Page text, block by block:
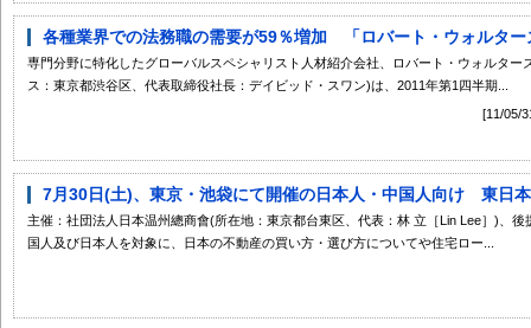
各種業界での法務職の需要が59％増加 「ロバート・ウォルター
専門分野に特化したグローバルスペシャリスト人材紹介会社、ロバート・ウォルタ
ス：東京都渋谷区、代表取締役社長：デイビッド・スワン)は、2011年第1四半期...
[11/05/
7月30日(土)、東京・池袋にて開催の日本人・中国人向け 東日
主催：社団法人日本温州總商會(所在地：東京都台東区、代表：林 立［Lin Lee］)、
国人及び日本人を対象に、日本の不動産の買い方・選び方についてや住宅ロー...